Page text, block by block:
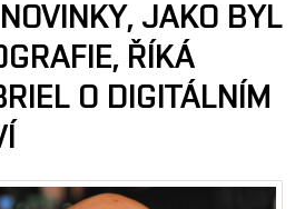
JAKO BYL
ŘÍKÁ
O DIGITÁLNÍM